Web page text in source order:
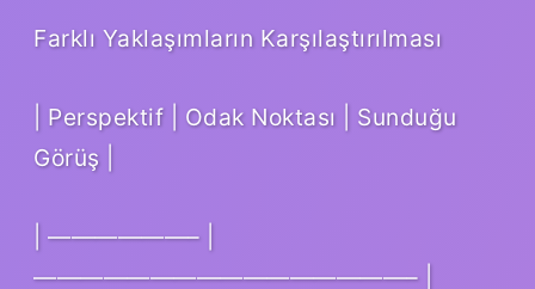
Farklı Yaklaşımların Karşılaştırılması
| Perspektif | Odak Noktası | Sunduğu
Görüş |
| ——————– |
————————————————– |